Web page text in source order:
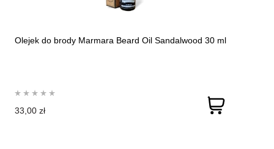
Olejek do brody Marmara Beard Oil Sandalwood 30 ml
33,00 zł